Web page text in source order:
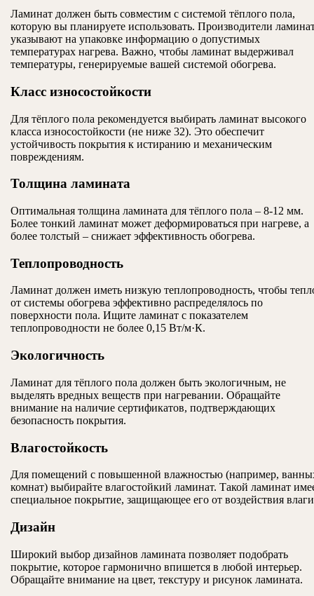
Ламинат должен быть совместим с системой тёплого пола,
которую вы планируете использовать. Производители
указывают на упаковке информацию о допустимых
температурах нагрева. Важно, чтобы ламинат выдерживал
температуры, генерируемые вашей системой обогрева.
Класс износостойкости
Для тёплого пола рекомендуется выбирать ламинат высокого
класса износостойкости (не ниже 32). Это обеспечит
устойчивость покрытия к истиранию и механическим
повреждениям.
Толщина ламината
Оптимальная толщина ламината для тёплого пола – 8-12 мм.
Более тонкий ламинат может деформироваться при нагреве, а
более толстый – снижает эффективность обогрева.
Теплопроводность
Ламинат должен иметь низкую теплопроводность, чтобы
от системы обогрева эффективно распределялось по
поверхности пола. Ищите ламинат с показателем
теплопроводности не более 0,15 Вт/м·К.
Экологичность
Ламинат для тёплого пола должен быть экологичным, не
выделять вредных веществ при нагревании. Обращайте
внимание на наличие сертификатов, подтверждающих
безопасность покрытия.
Влагостойкость
Для помещений с повышенной влажностью (например,
комнат) выбирайте влагостойкий ламинат. Такой ламинат
специальное покрытие, защищающее его от воздействия
Дизайн
Широкий выбор дизайнов ламината позволяет подобрать
покрытие, которое гармонично впишется в любой интерьер.
Обращайте внимание на цвет, текстуру и рисунок ламината.